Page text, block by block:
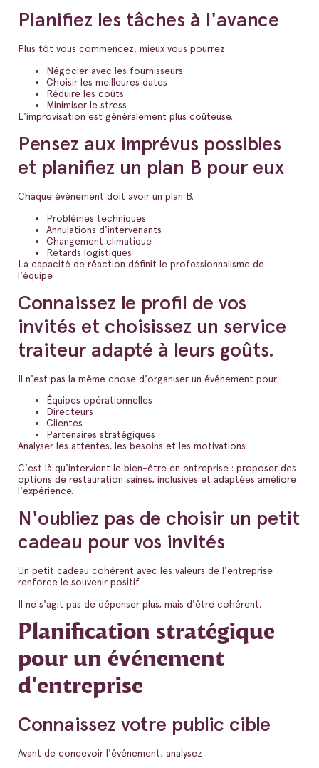
Planifiez les tâches à l'avance
Plus tôt vous commencez, mieux vous pourrez :
Négocier avec les fournisseurs
Choisir les meilleures dates
Réduire les coûts
Minimiser le stress
L'improvisation est généralement plus coûteuse.
Pensez aux imprévus possibles
et planifiez un plan B pour eux
Chaque événement doit avoir un plan B.
Problèmes techniques
Annulations d'intervenants
Changement climatique
Retards logistiques
La capacité de réaction définit le professionnalisme de
l'équipe.
Connaissez le profil de vos
invités et choisissez un service
traiteur adapté à leurs goûts.
Il n'est pas la même chose d'organiser un événement pour :
Équipes opérationnelles
Directeurs
Clientes
Partenaires stratégiques
Analyser les attentes, les besoins et les motivations.
C'est là qu'intervient le bien-être en entreprise : proposer des
options de restauration saines, inclusives et adaptées améliore
l'expérience.
N'oubliez pas de choisir un petit
cadeau pour vos invités
Un petit cadeau cohérent avec les valeurs de l'entreprise
renforce le souvenir positif.
Il ne s'agit pas de dépenser plus, mais d'être cohérent.
Planification stratégique
pour un événement
d'entreprise
Connaissez votre public cible
Avant de concevoir l'événement, analysez :